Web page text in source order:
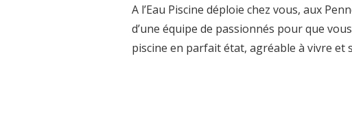
A l’Eau Piscine déploie chez vous, aux
d’une équipe de passionnés pour que
piscine en parfait état, agréable à vivre et